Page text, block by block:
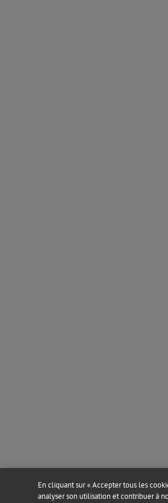
En cliquant sur « Accepter tous les
analyser son utilisation et contribuer à